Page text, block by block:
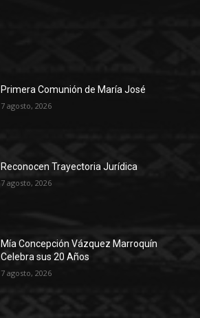
Primera Comunión de María José
7 agosto, 2026
Reconocen Trayectoria Jurídica
7 agosto, 2026
Mía Concepción Vázquez Marroquín
Celebra sus 20 Años
7 agosto, 2026